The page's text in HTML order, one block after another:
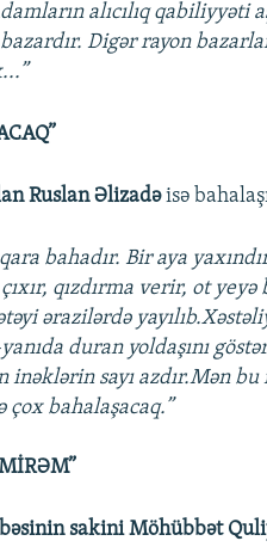
alıcılıq qabiliyyəti
Digər rayon
Ruslan Əlizadəisə
bahadır. Bir aya
çıxır, qızdırma verir, ot
ərazilərdə
duran yoldaşını
inəklərin sayı azdır.Mən
çox bahalaşacaq.”
sakini Möhübbət